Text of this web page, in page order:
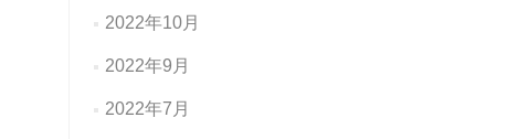
2022年10月
2022年9月
2022年7月